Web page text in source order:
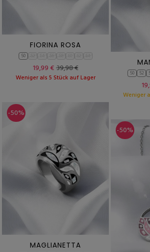
FIORINA ROSA
50
19,99 €39,98 €
Weniger als 5 Stück auf Lager 50 52
Weniger
-50%
MAGLIANETTA
-50%